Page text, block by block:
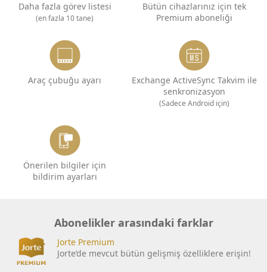
Daha fazla görev listesi
(en fazla 10 tane)
Bütün cihazlarınız için tek
Premium aboneliği
Araç çubuğu ayarı
Exchange ActiveSync Takvim ile
senkronizasyon
(Sadece Android için)
Önerilen bilgiler için
bildirim ayarları
Abonelikler arasındaki farklar
Jorte Premium
Jorte’de mevcut bütün gelişmiş özelliklere erişin!